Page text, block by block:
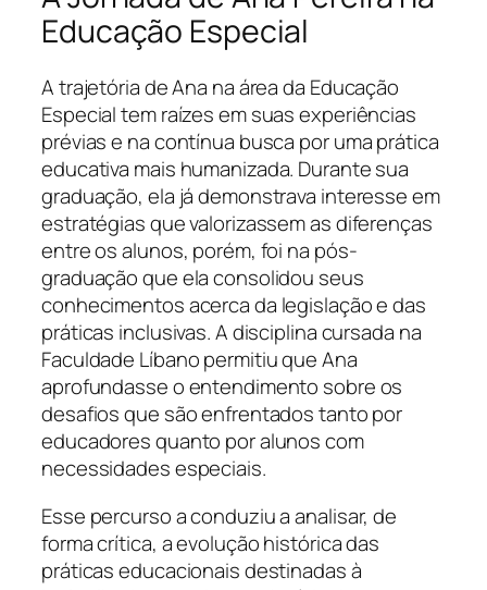
Educação Especial
A trajetória de Ana na área da Educação
Especial tem raízes em suas experiências
prévias e na contínua busca por uma prática
educativa mais humanizada. Durante sua
graduação, ela já demonstrava interesse em
estratégias que valorizassem as diferenças
entre os alunos, porém, foi na pós-
graduação que ela consolidou seus
conhecimentos acerca da legislação e das
práticas inclusivas. A disciplina cursada na
Faculdade Líbano permitiu que Ana
aprofundasse o entendimento sobre os
desafios que são enfrentados tanto por
educadores quanto por alunos com
necessidades especiais.
Esse percurso a conduziu a analisar, de
forma crítica, a evolução histórica das
práticas educacionais destinadas à